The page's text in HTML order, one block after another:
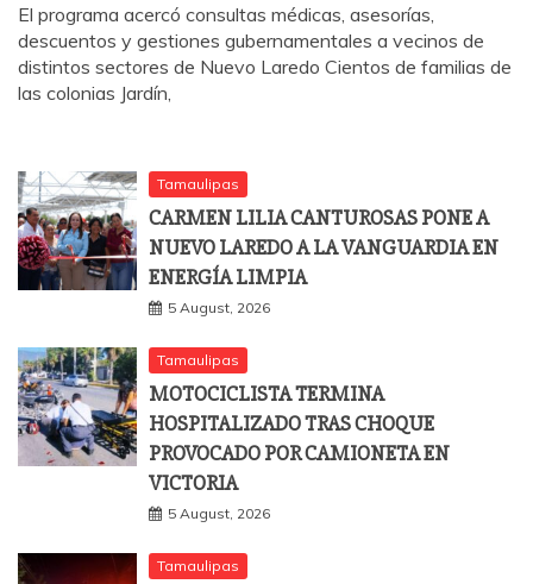
El programa acercó consultas médicas, asesorías,
descuentos y gestiones gubernamentales a vecinos de
distintos sectores de Nuevo Laredo Cientos de familias de
las colonias Jardín,
Tamaulipas
CARMEN LILIA CANTUROSAS PONE A
NUEVO LAREDO A LA VANGUARDIA EN
ENERGÍA LIMPIA
5 August, 2026
Tamaulipas
MOTOCICLISTA TERMINA
HOSPITALIZADO TRAS CHOQUE
PROVOCADO POR CAMIONETA EN
VICTORIA
5 August, 2026
Tamaulipas